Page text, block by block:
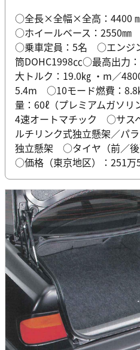
○全長×全幅×全高：4400
○ホイールベース：2550
○乗車定員：5名 ○エンジ
筒DOHC1998㏄○最高出
大トルク：19.0㎏ ・m／
5.4m ○10モード燃費：
量：60ℓ（プレミアムガソ
4速オートマチック ○サス
ルチリンク式独立懸架／パ
独立懸架 ○タイヤ（前／
○価格（東京地区）：251万